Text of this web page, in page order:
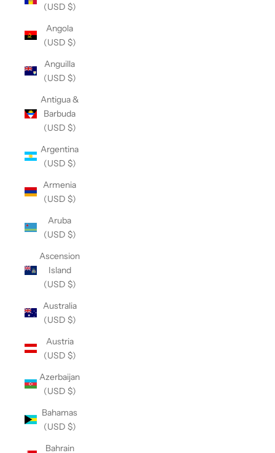
(USD $)
Angola
(USD $)
Anguilla
(USD $)
Antigua &
Barbuda
(USD $)
Argentina
(USD $)
Armenia
(USD $)
Aruba
(USD $)
Ascension
Island
(USD $)
Australia
(USD $)
Austria
(USD $)
Azerbaijan
(USD $)
Bahamas
(USD $)
Bahrain